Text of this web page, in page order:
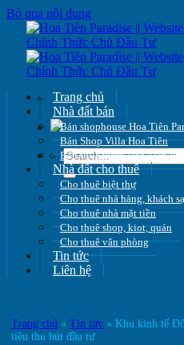
Bỏ qua nội dung
Trang chủ
Nhà đất bán
Bán shophouse Hoa Tiên
Bán Shop Villa Hoa Tiên
Bán villa vườn Hoa Tiên
Nhà đất cho thuê
Cho thuê biệt thự
Cho thuê nhà hàng, khách
Cho thuê nhà mặt tiền
Cho thuê shop, kiot, quán
Cho thuê văn phòng
Tin tức
Liên hệ
Trang chủ » Tin tức » Khu kinh tế
tiêu thu hút đầu tư